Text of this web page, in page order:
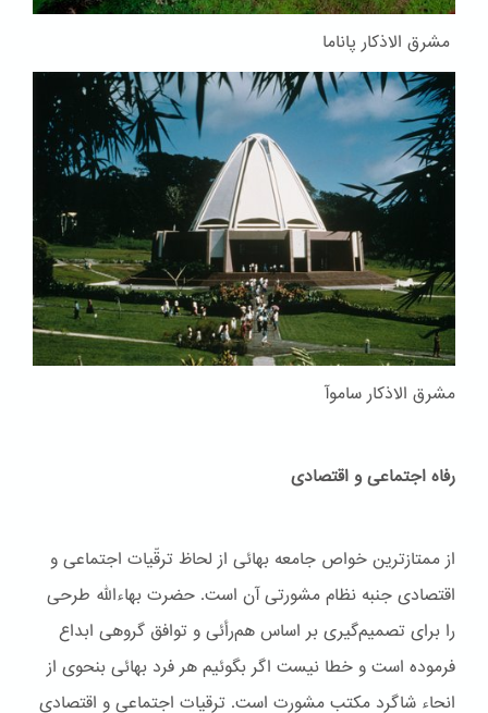
مشرق الاذکار پاناما
مشرق الاذکار ساموآ
رفاه اجتماعی و اقتصادی
از ممتازترین خواص جامعه بهائی از لحاظ ترقّیات اجتماعی و
اقتصادی جنبه نظام مشورتی آن است. حضرت بهاءاللّه طرحی
را برای تصمیم‌گیری بر اساس هم‌رأئی و توافق گروهی ابداع
فرموده است و خطا نیست اگر بگوئیم هر فرد بهائی بنحوی از
انحاء شاگرد مکتب مشورت است. ترقیات اجتماعی و اقتصادی